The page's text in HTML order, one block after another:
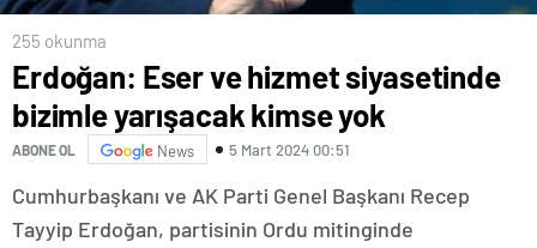
255 okunma
Erdoğan: Eser ve hizmet siyasetinde
bizimle yarışacak kimse yok
ABONE OL News 5 Mart 2024 00:51
Cumhurbaşkanı ve AK Parti Genel Başkanı Recep
Tayyip Erdoğan, partisinin Ordu mitinginde